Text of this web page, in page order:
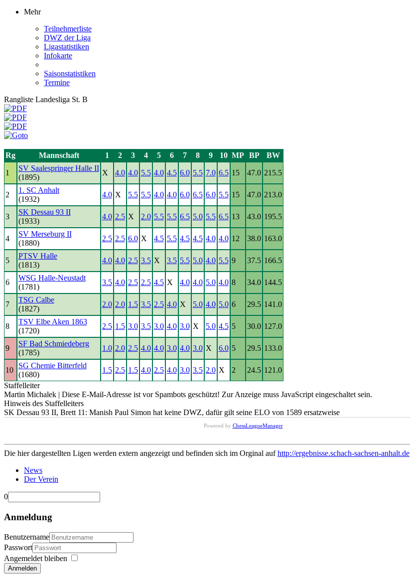
Mehr
Teilnehmerliste
DWZ der Liga
Ligastatistiken
Infokarte
Saisonstatistiken
Termine
Rangliste Landesliga St. B
Rg Mannschaft 1 2 3 4 5 6 7 8 9 10 MP BP BW
1
SV Saalespringer Halle II
(1895)
X 4.0 4.0 5.5 4.0 4.5 6.0 5.5 7.0 6.5 15 47.0 215.5
2
1. SC Anhalt
(1932)
4.0 X 5.5 5.5 4.0 4.0 6.0 6.5 6.0 5.5 15 47.0 213.0
3
SK Dessau 93 II
(1933)
4.0 2.5 X 2.0 5.5 5.5 6.5 5.0 5.5 6.5 13 43.0 195.5
4
SV Merseburg II
(1880)
2.5 2.5 6.0 X 4.5 5.5 4.5 4.5 4.0 4.0 12 38.0 163.0
5
PTSV Halle
(1813)
4.0 4.0 2.5 3.5 X 3.5 5.5 5.0 4.0 5.5 9 37.5 166.5
6
WSG Halle-Neustadt
(1781)
3.5 4.0 2.5 2.5 4.5 X 4.0 4.0 5.0 4.0 8 34.0 144.5
7
TSG Calbe
(1827)
2.0 2.0 1.5 3.5 2.5 4.0 X 5.0 4.0 5.0 6 29.5 141.0
8
TSV Elbe Aken 1863
(1720)
2.5 1.5 3.0 3.5 3.0 4.0 3.0 X 5.0 4.5 5 30.0 127.0
9
SF Bad Schmiedeberg
(1785)
1.0 2.0 2.5 4.0 4.0 3.0 4.0 3.0 X 6.0 5 29.5 133.0
10
SG Chemie Bitterfeld
(1680)
1.5 2.5 1.5 4.0 2.5 4.0 3.0 3.5 2.0 X 2 24.5 121.0
Staffelleiter
Martin Michalek | Diese E-Mail-Adresse ist vor Spambots geschützt! Zur Anzeige muss JavaScript eingeschaltet sein.
Hinweis des Staffelleiters
SK Dessau 93 II, Brett 11: Manish Paul Simon hat keine DWZ, dafür gilt seine ELO von 1589 ersatzweise
Powered by ChessLeagueManager
Die hier dargestellten Ligen werden extern angezeigt und befinden sich im Orginal aufhttp://ergebnisse.schach-sachsen-anhalt.de
News
Der Verein
0
Anmeldung
Benutzername
Passwort
Angemeldet bleiben
Anmelden